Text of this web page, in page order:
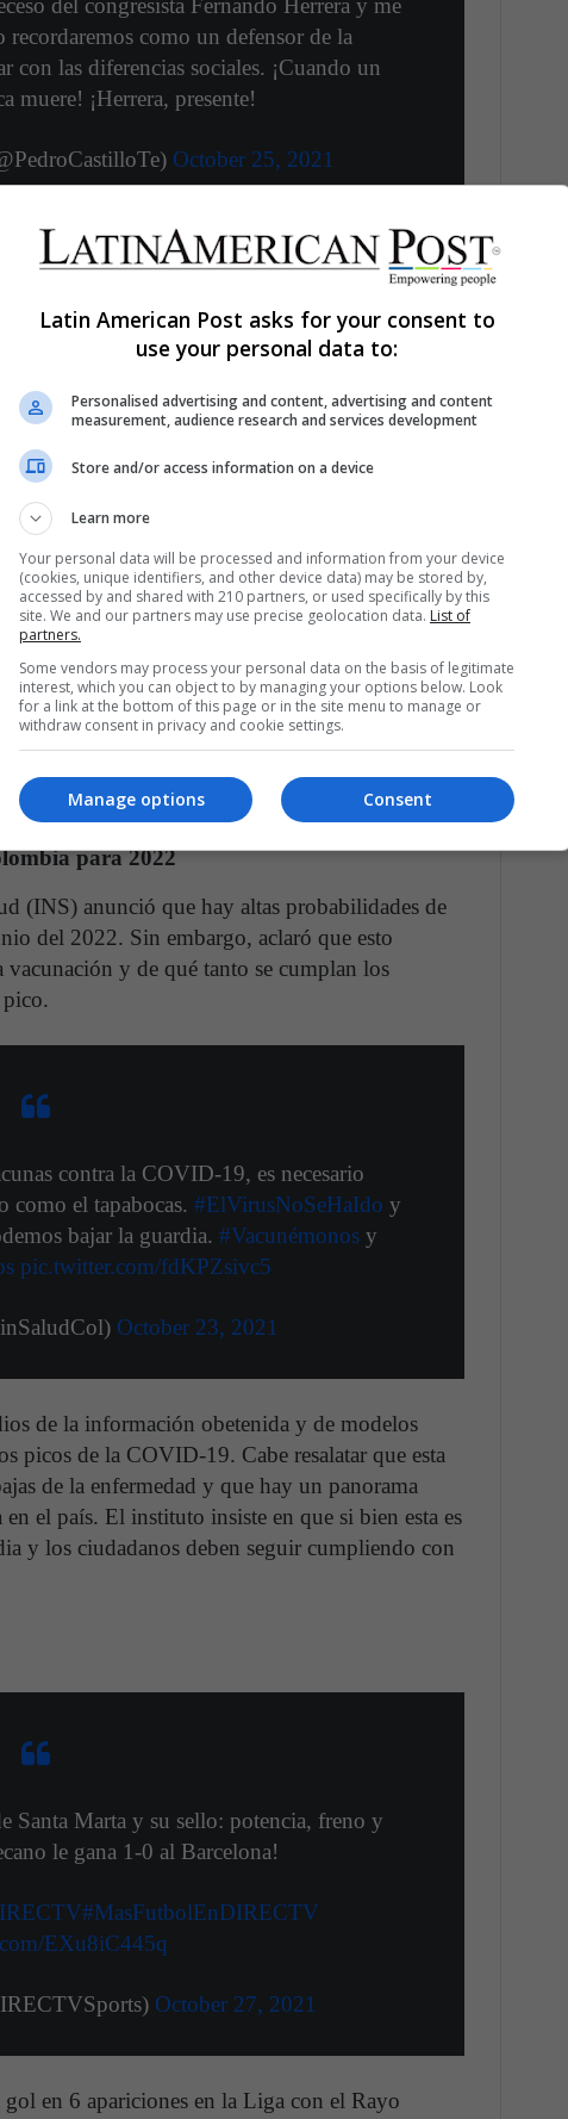
del congresista Fernando Herrera y me
como un defensor de la
con las diferencias sociales. ¡Cuando un
muere! ¡Herrera, presente!
October 25, 2021
del fujimorismo a votar a favor de los
voto para lograr la aprobación de las caras
Vásquez, quién también estrena cargo.
invierno en Pekín, China ordena el cierre de
Coronavirus. La provincia de Heilongjiang, en la
en sus hogares a menos de que sea
sus habitantes.
justo antes del comienzo de los Juegos
ya tiene confinado a más de 6 millones de
haya ordenado el cierre de la ciudad de
y a la ciudad Ejin Banner en la frontera
saber sobre la sub variante AY4.2 de la
para 2022
(INS) anunció que hay altas probabilidades de
del 2022. Sin embargo, aclaró que esto
y de qué tanto se cumplan los
contra la COVID-19, es necesario
como el tapabocas. #ElVirusNoSeHaIdo y
bajar la guardia. #Vacunémonos y
pic.twitter.com/fdKPZsivc5
October 23, 2021
de la información obetenida y de modelos
picos de la COVID-19. Cabe resalatar que esta
de la enfermedad y que hay un panorama
en el país. El instituto insiste en que si bien esta es
y los ciudadanos deben seguir cumpliendo con
Santa Marta y su sello: potencia, freno y
le gana 1-0 al Barcelona!
#MasFutbolEnDIRECTV
EXu8iC445q
October 27, 2021
en 6 apariciones en la Liga con el Rayo
Latin American Post asks for your consent to
use your personal data to:
Personalised advertising and content, advertising and content
measurement, audience research and services development
Store and/or access information on a device
Learn more
Your personal data will be processed and information from your device
(cookies, unique identifiers, and other device data) may be stored by,
accessed by and shared with 210 partners, or used specifically by this
site. We and our partners may use precise geolocation data. List of
partners.
Some vendors may process your personal data on the basis of legitimate
interest, which you can object to by managing your options below. Look
for a link at the bottom of this page or in the site menu to manage or
withdraw consent in privacy and cookie settings.
Consent
Manage options